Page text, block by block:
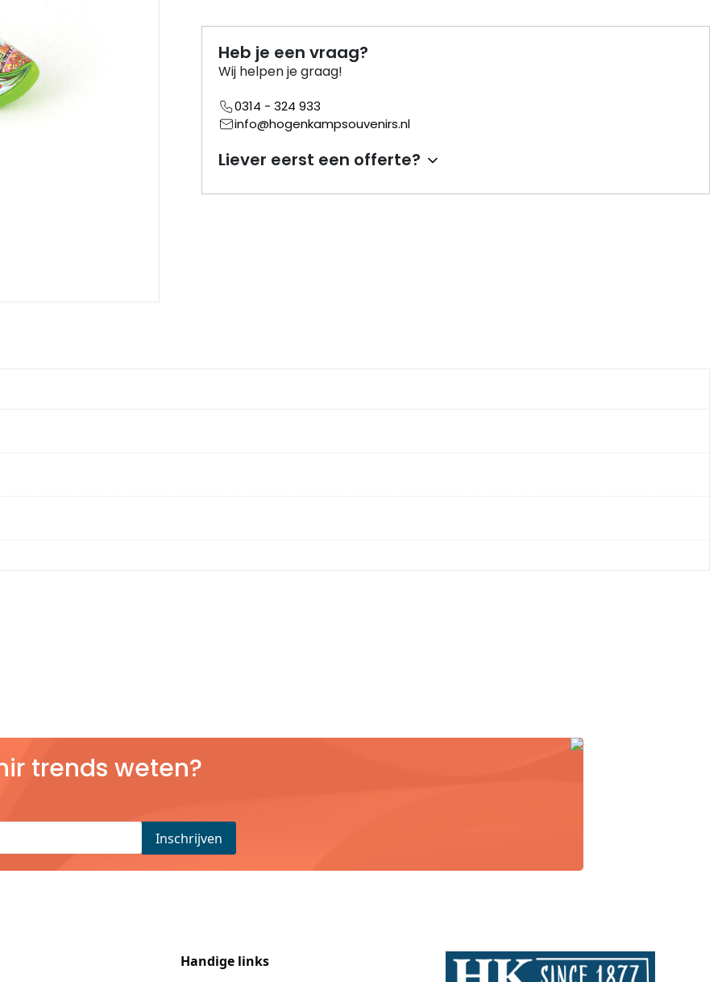
Heb je een vraag?
Wij helpen je graag!
0314 - 324 933
info@hogenkampsouvenirs.nl
Liever eerst een offerte?
trends weten?
Handige links